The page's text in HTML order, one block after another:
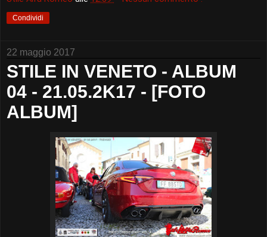
Condividi
22 maggio 2017
STILE IN VENETO - ALBUM
04 - 21.05.2K17 - [FOTO
ALBUM]